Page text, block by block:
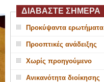
ΔΙΑΒΑΣΤΕ ΣΗΜΕΡΑ
Προκύψαντα ερωτήματα
Προοπτικές ανάδειξης
Χωρίς προηγούμενο
Ανικανότητα διοίκησης